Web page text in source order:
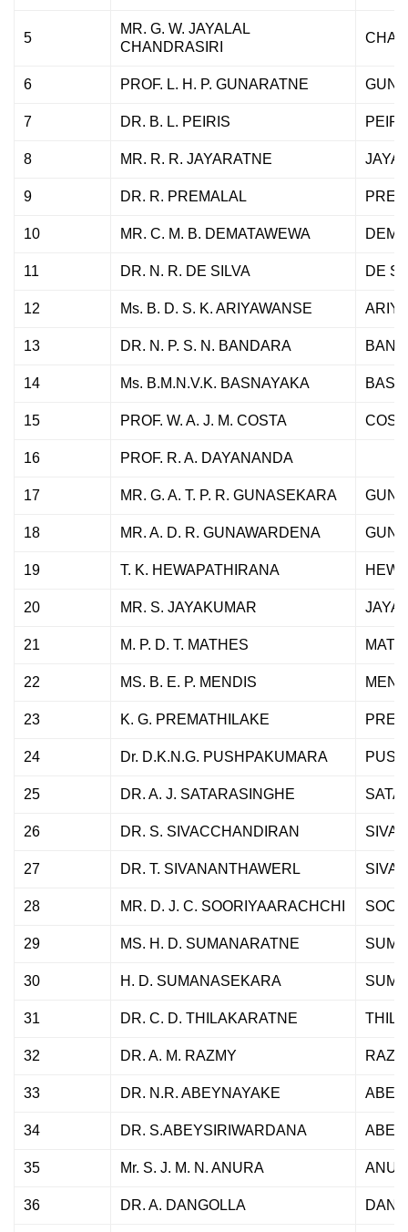
5
MR. G. W. JAYALAL
CHANDRASIRI
6 PROF. L. H. P. GUNARATNE
7 DR. B. L. PEIRIS
8 MR. R. R. JAYARATNE
9 DR. R. PREMALAL
10 MR. C. M. B. DEMATAWEWA
11 DR. N. R. DE SILVA DE
12 Ms. B. D. S. K. ARIYAWANSE
13 DR. N. P. S. N. BANDARA
14 Ms. B.M.N.V.K. BASNAYAKA
15 PROF. W. A. J. M. COSTA
16 PROF. R. A. DAYANANDA
17 MR. G. A. T. P. R. GUNASEKARA
18 MR. A. D. R. GUNAWARDENA
19 T. K. HEWAPATHIRANA
20 MR. S. JAYAKUMAR
21 M. P. D. T. MATHES
22 MS. B. E. P. MENDIS
23 K. G. PREMATHILAKE
24 Dr. D.K.N.G. PUSHPAKUMARA
25 DR. A. J. SATARASINGHE
26 DR. S. SIVACCHANDIRAN
27 DR. T. SIVANANTHAWERL
28 MR. D. J. C. SOORIYAARACHCHI
29 MS. H. D. SUMANARATNE
30 H. D. SUMANASEKARA
31 DR. C. D. THILAKARATNE
32 DR. A. M. RAZMY
33 DR. N.R. ABEYNAYAKE
34 DR. S.ABEYSIRIWARDANA
35 Mr. S. J. M. N. ANURA
36 DR. A. DANGOLLA